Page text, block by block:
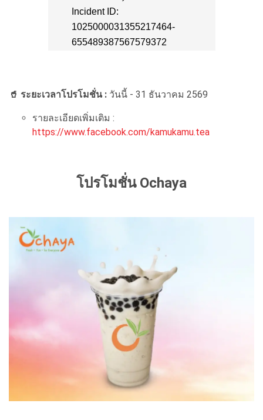
🥤 ระยะเวลาโปรโมชั่น : วันนี้ - 31 ธันวาคม 2569
รายละเอียดเพิ่มเติม :
https://www.facebook.com/kamukamu.tea
โปรโมชั่น Ochaya